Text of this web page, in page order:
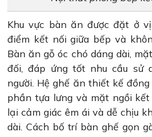
Khu vực bàn ăn được đặt ở
điểm kết nối giữa bếp và
Bàn ăn gỗ óc chó dáng dài,
đối, đáp ứng tốt nhu cầu sử
người. Hệ ghế ăn thiết kế đồng
phần tựa lưng và mặt ngồi kết
lại cảm giác êm ái và dễ chịu
dài. Cách bố trí bàn ghế gọn